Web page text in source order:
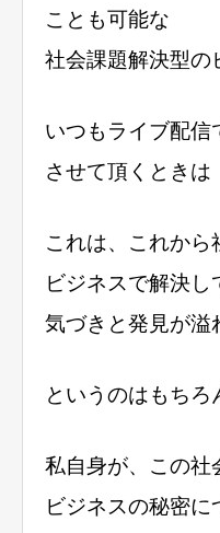
ことも可能な
社会課題解決型の
いつもライブ配信
させて頂くときは
これは、これから
ビジネスで解決
気づきと発見が溢
というのはもちろ
私自身が、この社
ビジネスの秘密に